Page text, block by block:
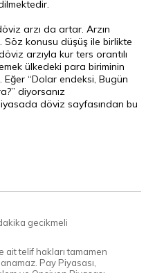
arzı da artar. Arzın
Söz konusu düşüş ile birlikte
arzıyla kur ters orantılı
ülkedeki para biriminin
“Dolar endeksi, Bugün
diyorsanız
döviz sayfasından bu
gecikmeli
ait telif hakları tamamen
Pay Piyasası,